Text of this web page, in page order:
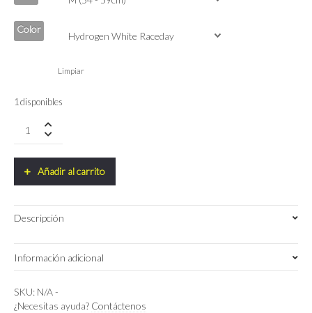
Color
Limpiar
1 disponibles
Ventral
quantity
Añadir al carrito
Descripción
Información adicional
Peso
SKU: N/A-
¿Necesitas ayuda? Contáctenos